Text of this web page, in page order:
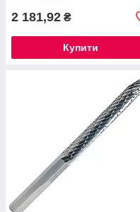
2 181,92 ₴
Купити